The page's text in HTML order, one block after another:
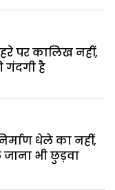
पर कालिख नहीं,
गंदगी है
धेले का नहीं,
भी छुड़वा